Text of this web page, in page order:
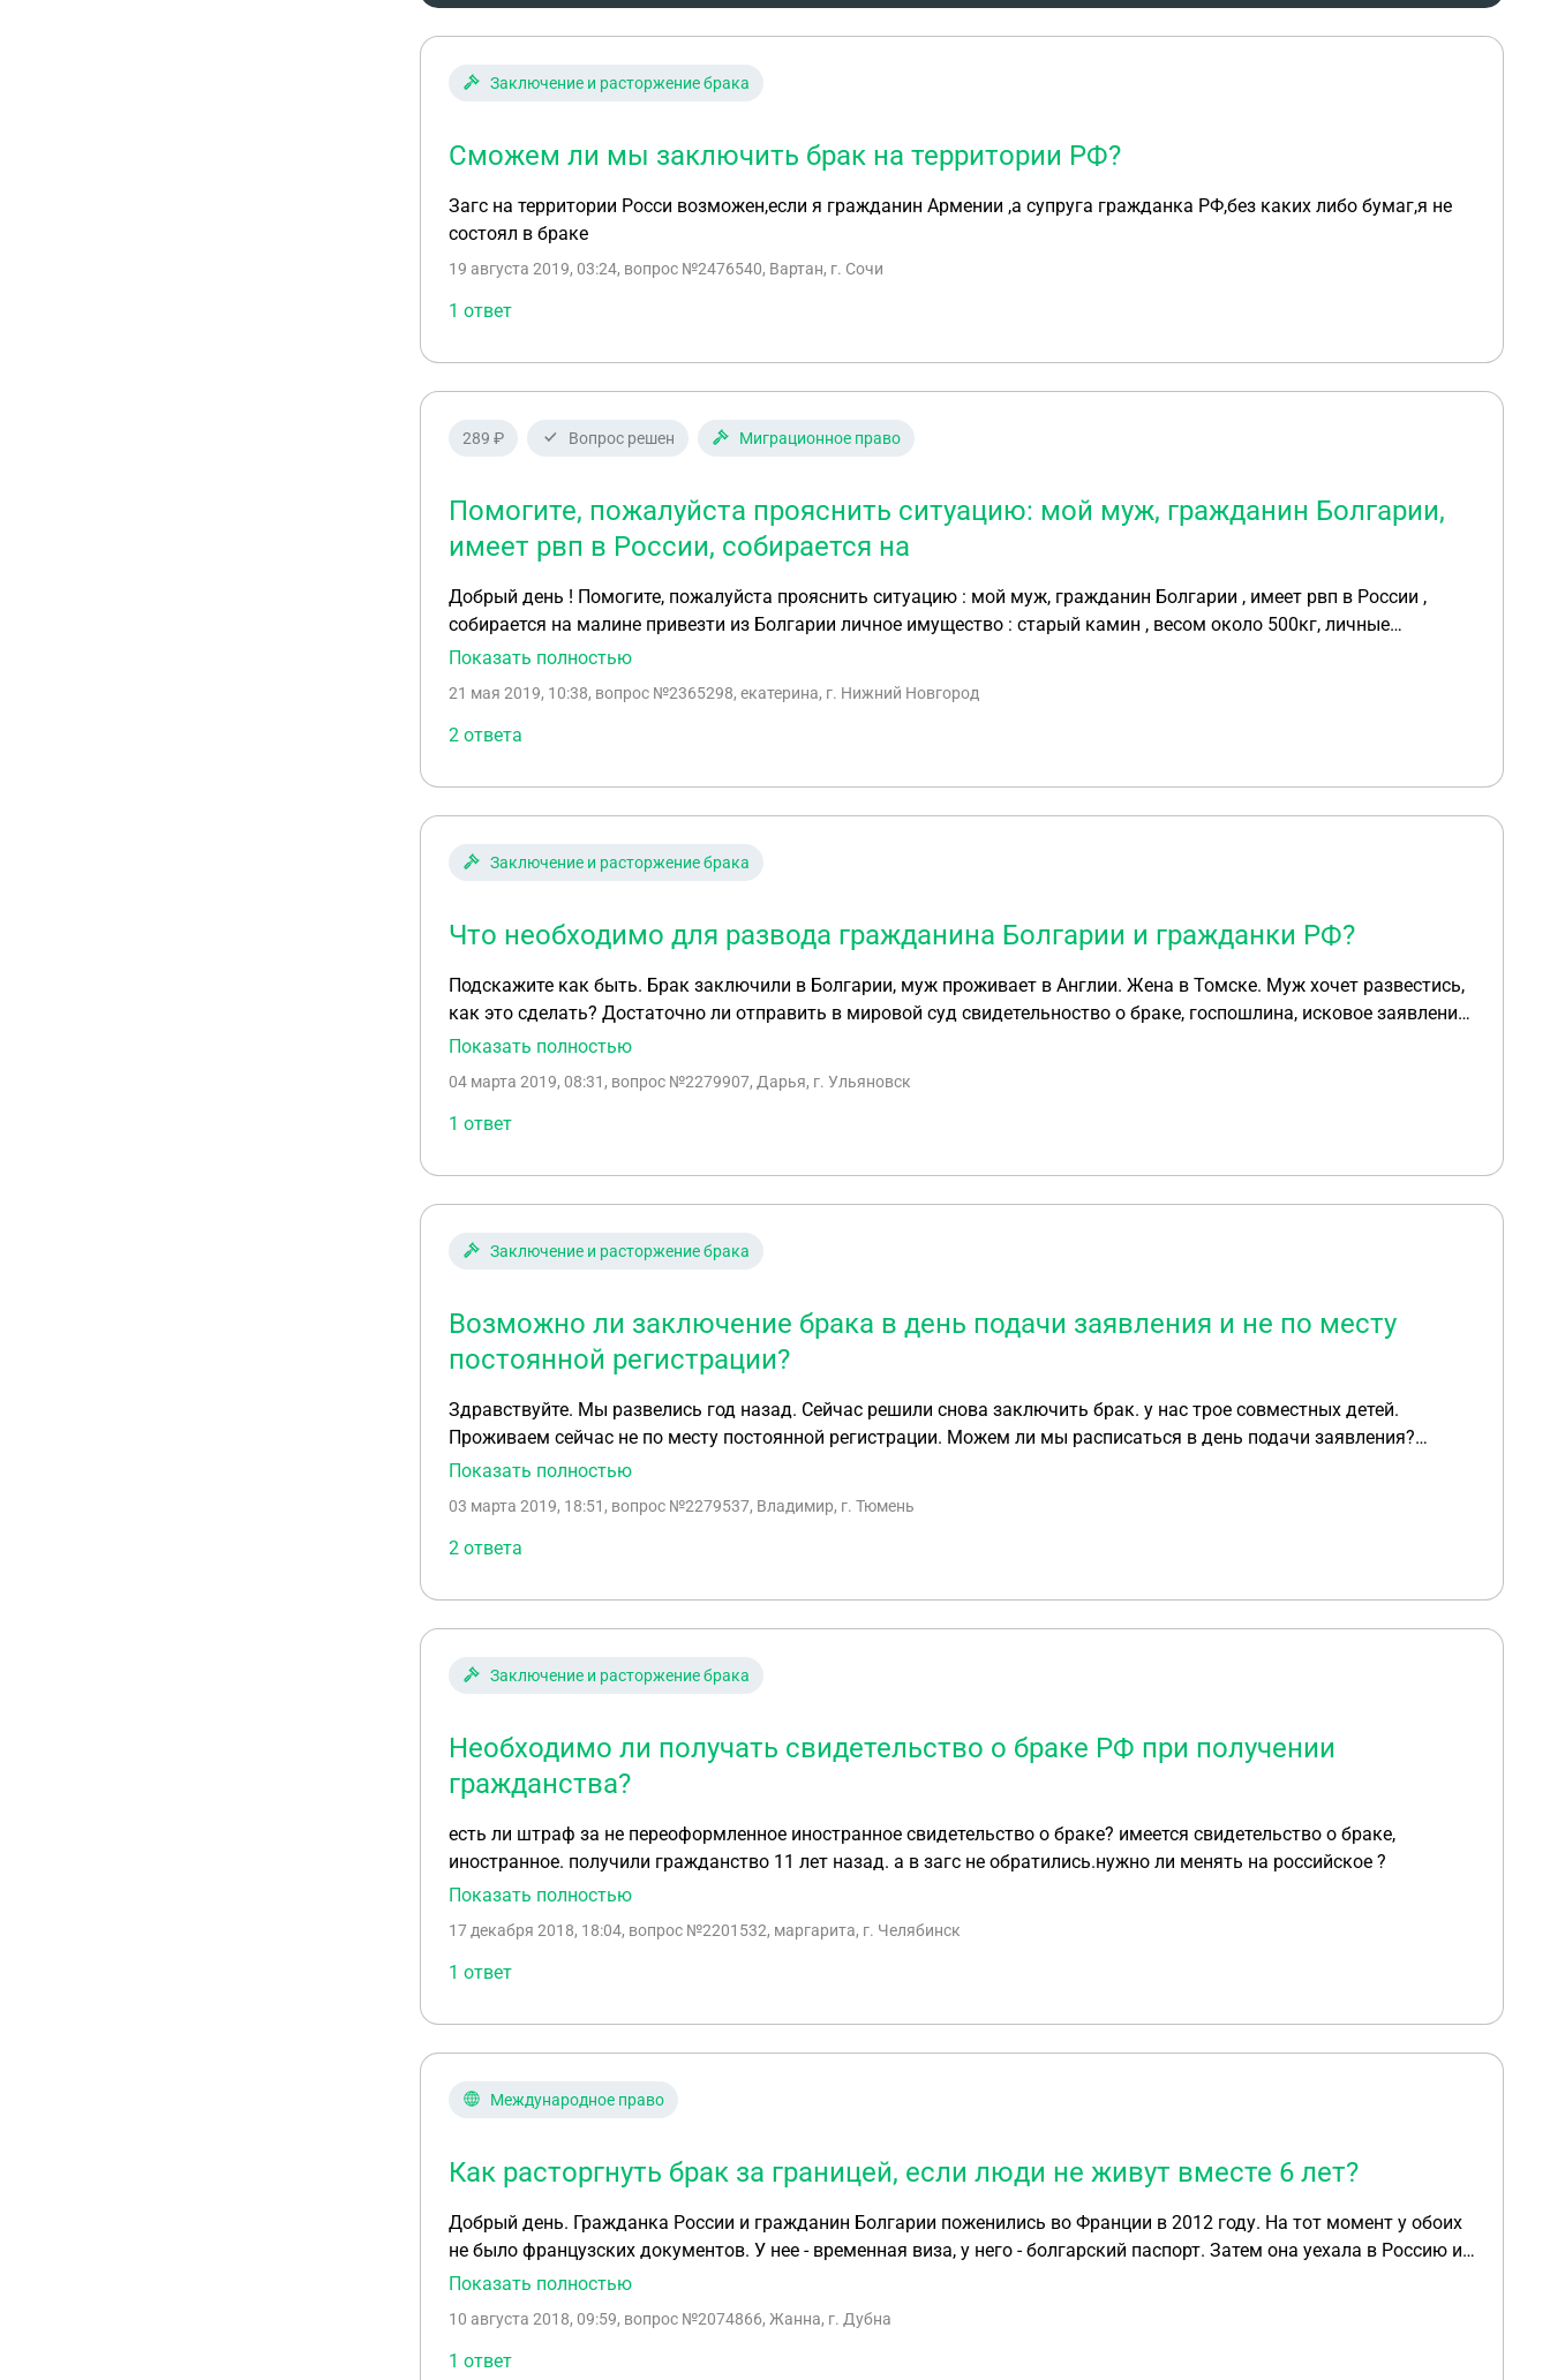
Заключение и расторжение брака
Сможем ли мы заключить брак на территории РФ?
Загс на территории Росси возможен,если я гражданин Армении ,а супруга гражданка РФ,без каких либо бумаг,я не
состоял в браке
19 августа 2019, 03:24, вопрос №2476540, Вартан, г. Сочи
1 ответ
289 ₽ Вопрос решен Миграционное право
Помогите, пожалуйста прояснить ситуацию: мой муж, гражданин Болгарии,
имеет рвп в России, собирается на
Добрый день ! Помогите, пожалуйста прояснить ситуацию : мой муж, гражданин Болгарии , имеет рвп в России ,
собирается на малине привезти из Болгарии личное имущество : старый камин , весом около 500кг, личные
инструменты , связанные с его строительной работой , также около 500 кг. Должен ли он платить пошлину или какие
Показать полностью
21 мая 2019, 10:38, вопрос №2365298, екатерина, г. Нижний Новгород
2 ответа
Заключение и расторжение брака
Что необходимо для развода гражданина Болгарии и гражданки РФ?
Подскажите как быть. Брак заключили в Болгарии, муж проживает в Англии. Жена в Томске. Муж хочет развестись,
как это сделать? Достаточно ли отправить в мировой суд свидетельноство о браке, госпошлина, исковое заявление
и ходатайство об отсутствии. Документы отправят из России. И ещё вопрос. Какой адрес в иске указывать, если я
Показать полностью
04 марта 2019, 08:31 , вопрос №2279907, Дарья, г. Ульяновск
1 ответ
Заключение и расторжение брака
Возможно ли заключение брака в день подачи заявления и не по месту
постоянной регистрации?
Здравствуйте. Мы развелись год назад. Сейчас решили снова заключить брак. у нас трое совместных детей.
Проживаем сейчас не по месту постоянной регистрации. Можем ли мы расписаться в день подачи заявления?
Можем ли мы расписаться по месту временной регистрации одного из супругов?
Показать полностью
03 марта 2019, 18:51 , вопрос №2279537, Владимир, г. Тюмень
2 ответа
Заключение и расторжение брака
Необходимо ли получать свидетельство о браке РФ при получении
гражданства?
есть ли штраф за не переоформленное иностранное свидетельство о браке? имеется свидетельство о браке,
иностранное. получили гражданство 11 лет назад. а в загс не обратились.нужно ли менять на российское ?
Показать полностью
17 декабря 2018, 18:04, вопрос №2201532, маргарита, г. Челябинск
1 ответ
Международное право
Как расторгнуть брак за границей, если люди не живут вместе 6 лет?
Добрый день. Гражданка России и гражданин Болгарии поженились во Франции в 2012 году. На тот момент у обоих
не было французских документов. У нее - временная виза, у него - болгарский паспорт. Затем она уехала в Россию и
с тех пор отношения полностью прекратились. Болгарин нанял адвоката во Франции, чтобы расторгнуть брак. Но их
Показать полностью
10 августа 2018, 09:59, вопрос №2074866, Жанна, г. Дубна
1 ответ